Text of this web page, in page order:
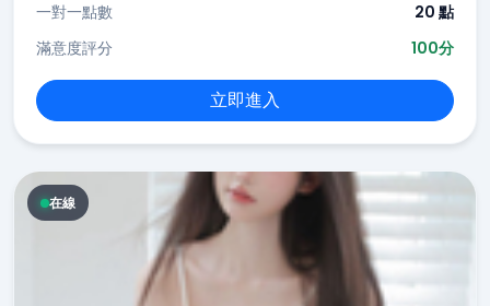
一對一點數
20 點
滿意度評分
100分
立即進入
在線